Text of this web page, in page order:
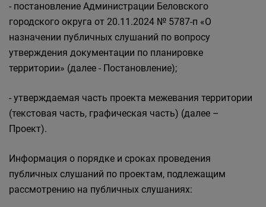
- постановление Администрации Беловского
городского округа от 20.11.2024 № 5787-п «О
назначении публичных слушаний по вопросу
утверждения документации по планировке
территории» (далее - Постановление);
- утверждаемая часть проекта межевания территории
(текстовая часть, графическая часть) (далее –
Проект).
Информация о порядке и сроках проведения
публичных слушаний по проектам, подлежащим
рассмотрению на публичных слушаниях: